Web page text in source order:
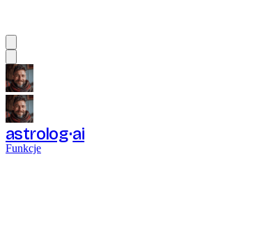
astrolog ai
Funkcje